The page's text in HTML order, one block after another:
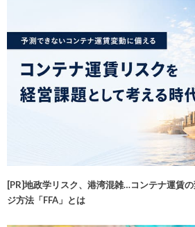
[PR]地政学リスク、港湾混雑…コンテナ運賃
ジ方法「FFA」とは